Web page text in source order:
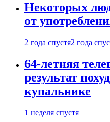
Некоторых
от
2 года спустя2 года
64-летняя
результат
купальнике
1 неделя спустя